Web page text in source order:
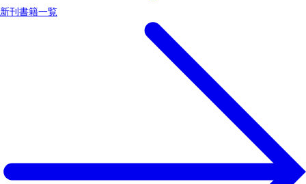
新刊書籍一覧